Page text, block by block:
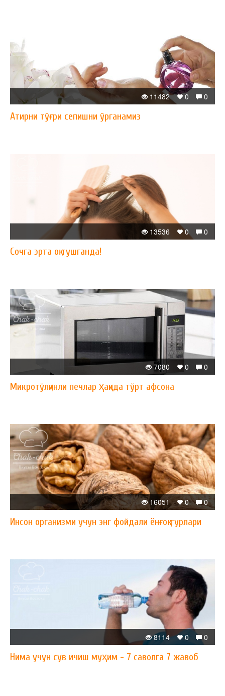
0
0
11482
Атирни тўғри сепишни ўрганамиз
0
0
13536
Сочга эрта оқ тушганда!
0
0
7080
Микротўлқинли печлар ҳақида тўрт афсона
0
0
16051
Инсон организми учун энг фойдали ёнғоқ турлари
0
0
8114
Нима учун сув ичиш муҳим - 7 саволга 7 жавоб